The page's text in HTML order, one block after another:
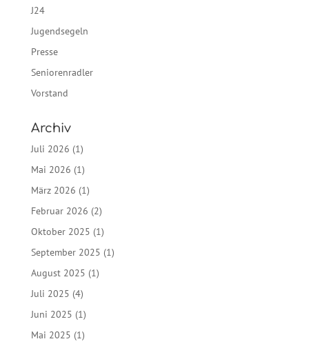
J24
Jugendsegeln
Presse
Seniorenradler
Vorstand
Archiv
Juli 2026 (1)
Mai 2026 (1)
März 2026 (1)
Februar 2026 (2)
Oktober 2025 (1)
September 2025 (1)
August 2025 (1)
Juli 2025 (4)
Juni 2025 (1)
Mai 2025 (1)